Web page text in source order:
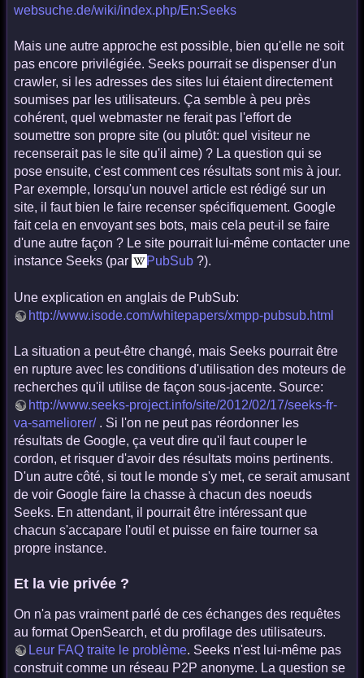
websuche.de/wiki/index.php/En:Seeks
Mais une autre approche est possible, bien qu'elle ne soit
pas encore privilégiée. Seeks pourrait se dispenser d'un
crawler, si les adresses des sites lui étaient directement
soumises par les utilisateurs. Ça semble à peu près
cohérent, quel webmaster ne ferait pas l'effort de
soumettre son propre site (ou plutôt: quel visiteur ne
recenserait pas le site qu'il aime) ? La question qui se
pose ensuite, c'est comment ces résultats sont mis à jour.
Par exemple, lorsqu'un nouvel article est rédigé sur un
site, il faut bien le faire recenser spécifiquement. Google
fait cela en envoyant ses bots, mais cela peut-il se faire
d'une autre façon ? Le site pourrait lui-même contacter une
instance Seeks (par
PubSub ?).
Une explication en anglais de PubSub:
http://www.isode.com/whitepapers/xmpp-pubsub.html
La situation a peut-être changé, mais Seeks pourrait être
en rupture avec les conditions d'utilisation des moteurs de
recherches qu'il utilise de façon sous-jacente. Source:
http://www.seeks-project.info/site/2012/02/17/seeks-fr-
va-sameliorer/. Si l'on ne peut pas réordonner les
résultats de Google, ça veut dire qu'il faut couper le
cordon, et risquer d'avoir des résultats moins pertinents.
D'un autre côté, si tout le monde s'y met, ce serait amusant
de voir Google faire la chasse à chacun des noeuds
Seeks. En attendant, il pourrait être intéressant que
chacun s'accapare l'outil et puisse en faire tourner sa
propre instance.
Et la vie privée ?
On n'a pas vraiment parlé de ces échanges des requêtes
au format OpenSearch, et du profilage des utilisateurs.
Leur FAQ traite le problème. Seeks n'est lui-même pas
construit comme un réseau P2P anonyme. La question se